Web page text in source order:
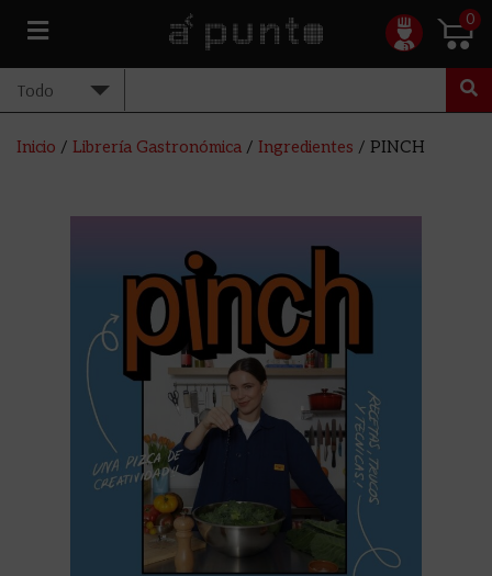
0
Inicio / Librería Gastronómica / Ingredientes / PINCH